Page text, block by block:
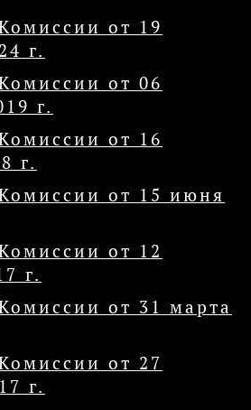
от 19
г.
от 06
г.
от 16
г.
от 15 июня
от 12
г.
от 31 марта
от 27
г.